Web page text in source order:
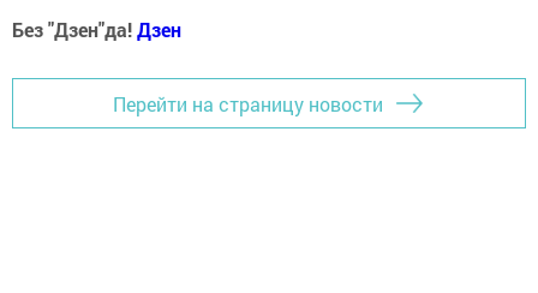
Без "Дзен"да!Дзен
Перейти на страницу новости